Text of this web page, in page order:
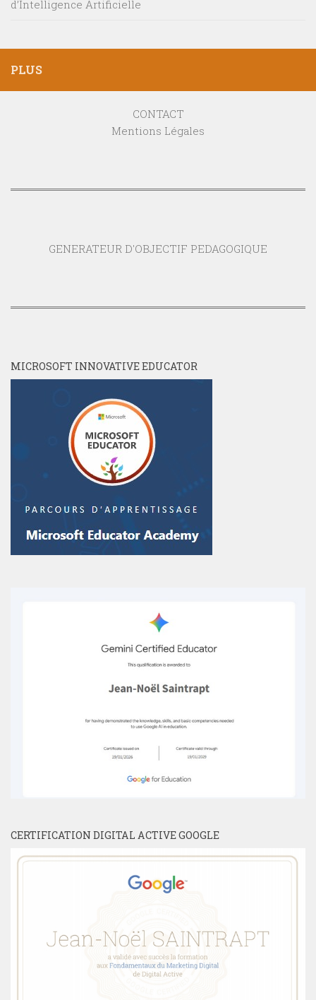
d’Intelligence Artificielle
PLUS
CONTACT
Mentions Légales
GENERATEUR D'OBJECTIF PEDAGOGIQUE
MICROSOFT INNOVATIVE EDUCATOR
CERTIFICATION DIGITAL ACTIVE GOOGLE